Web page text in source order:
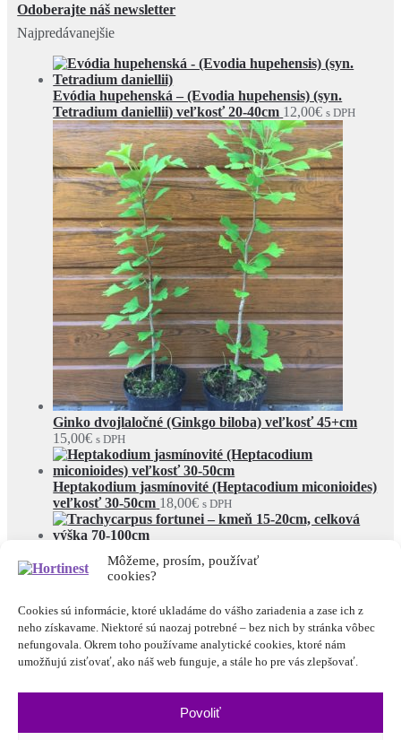
Môžeme, prosím, používať
cookies?
Cookies sú informácie, ktoré ukladáme do vášho zariadenia a zase ich z
neho získavame. Niektoré sú naozaj potrebné – bez nich by stránka vôbec
nefungovala. Okrem toho používame analytické cookies, ktoré nám
umožňujú zisťovať, ako náš web funguje, a stále ho pre vás zlepšovať.
Povoliť
Odoberajte náš newsletter
Najpredávanejšie
Evódia hupehenská – (Evodia hupehensis) (syn.
Tetradium daniellii) veľkosť 20-40cm 12,00€ s DPH
Ginko dvojlaločné (Ginkgo biloba) veľkosť 45+cm
15,00€ s DPH
Heptakodium jasmínovité (Heptacodium miconioides)
veľkosť 30-50cm 18,00€ s DPH
výška 70-100cm 33,00€ s DPH
Rešpektujeme vaše súkromieBuilt with WooCommerce.
Môj účet
Hľadať